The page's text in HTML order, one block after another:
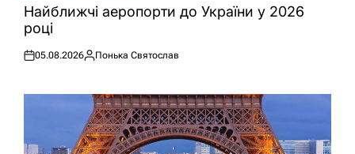
УНайближчі аеропорти до України у 2026
році
Оприлюднено
05.08.2026
Опубліковано
Понька Святослав